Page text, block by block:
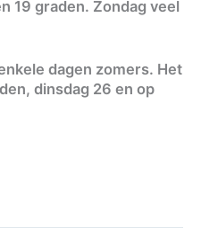
19 graden. Zondag veel
dagen zomers. Het
dinsdag 26 en op